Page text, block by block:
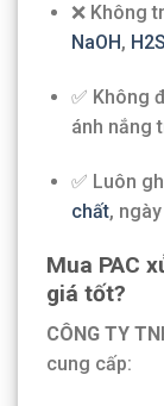
❌ Không
NaOH ,
✅ Không
ánh nắng
✅ Luôn
chất,
Mua PAC
giá tốt?
CÔNG TY
cung cấp: